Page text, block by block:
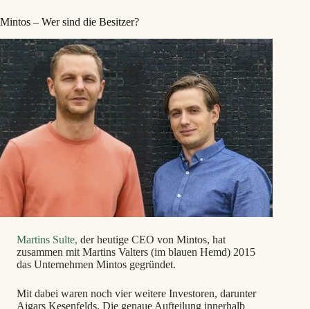
Mintos – Wer sind die Besitzer?
Martins Sulte, der heutige CEO von Mintos, hat
zusammen mit Martins Valters (im blauen Hemd) 2015
das Unternehmen Mintos gegründet.
Mit dabei waren noch vier weitere Investoren, darunter
Aigars Kesenfelds. Die genaue Aufteilung innerhalb